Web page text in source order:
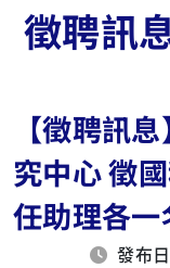
徵聘訊
【徵聘訊
究中心 徵
任助理各一
發布